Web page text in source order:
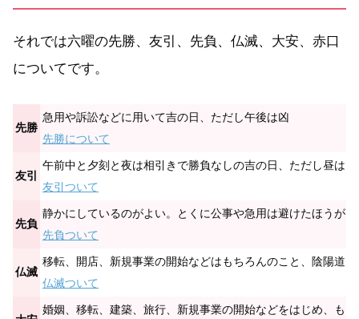
それでは六曜の先勝、友引、先負、仏滅、大安、赤口
についてです。
先勝
急用や訴訟などに用いて吉の日、ただし午後は凶
先勝について
友引
午前中と夕刻と夜は相引きで勝負なしの吉の日、ただし昼は
友引ついて
先負
静かにしているのがよい。とくに公事や急用は避けたほうが
先負ついて
仏滅
移転、開店、新規事業の開始などはもちろんのこと、陰陽道
仏滅ついて
婚姻、移転、建築、旅行、新規事業の開始などをはじめ、も